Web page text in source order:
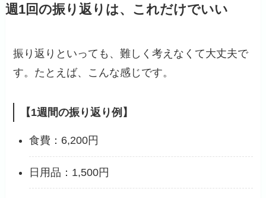
週1回の振り返りは、これだけでいい
振り返りといっても、難しく考えなくて大丈夫で
す。たとえば、こんな感じです。
【1週間の振り返り例】
食費：6,200円
日用品：1,500円